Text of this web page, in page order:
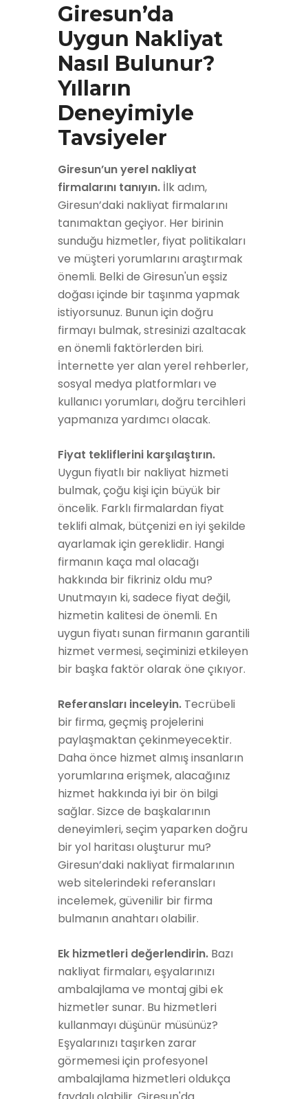
Giresun’da
Uygun Nakliyat
Nasıl Bulunur?
Yılların
Deneyimiyle
Tavsiyeler
Giresun’un yerel nakliyat
firmalarını tanıyın. İlk adım,
Giresun’daki nakliyat firmalarını
tanımaktan geçiyor. Her birinin
sunduğu hizmetler, fiyat politikaları
ve müşteri yorumlarını araştırmak
önemli. Belki de Giresun'un eşsiz
doğası içinde bir taşınma yapmak
istiyorsunuz. Bunun için doğru
firmayı bulmak, stresinizi azaltacak
en önemli faktörlerden biri.
İnternette yer alan yerel rehberler,
sosyal medya platformları ve
kullanıcı yorumları, doğru tercihleri
yapmanıza yardımcı olacak.
Fiyat tekliflerini karşılaştırın.
Uygun fiyatlı bir nakliyat hizmeti
bulmak, çoğu kişi için büyük bir
öncelik. Farklı firmalardan fiyat
teklifi almak, bütçenizi en iyi şekilde
ayarlamak için gereklidir. Hangi
firmanın kaça mal olacağı
hakkında bir fikriniz oldu mu?
Unutmayın ki, sadece fiyat değil,
hizmetin kalitesi de önemli. En
uygun fiyatı sunan firmanın garantili
hizmet vermesi, seçiminizi etkileyen
bir başka faktör olarak öne çıkıyor.
Referansları inceleyin. Tecrübeli
bir firma, geçmiş projelerini
paylaşmaktan çekinmeyecektir.
Daha önce hizmet almış insanların
yorumlarına erişmek, alacağınız
hizmet hakkında iyi bir ön bilgi
sağlar. Sizce de başkalarının
deneyimleri, seçim yaparken doğru
bir yol haritası oluşturur mu?
Giresun’daki nakliyat firmalarının
web sitelerindeki referansları
incelemek, güvenilir bir firma
bulmanın anahtarı olabilir.
Ek hizmetleri değerlendirin. Bazı
nakliyat firmaları, eşyalarınızı
ambalajlama ve montaj gibi ek
hizmetler sunar. Bu hizmetleri
kullanmayı düşünür müsünüz?
Eşyalarınızı taşırken zarar
görmemesi için profesyonel
ambalajlama hizmetleri oldukça